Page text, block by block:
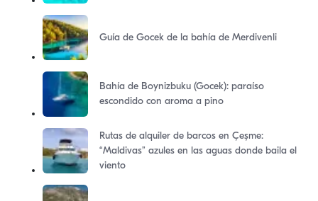
Guía de Gocek de la bahía de Merdivenli
Bahía de Boynizbuku (Gocek): paraíso
escondido con aroma a pino
Rutas de alquiler de barcos en Çeşme:
“Maldivas” azules en las aguas donde baila el
viento